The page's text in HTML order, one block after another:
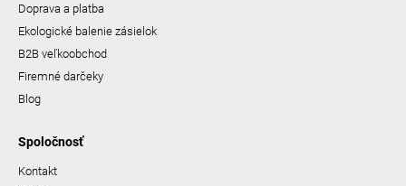
Doprava a platba
Ekologické balenie zásielok
B2B veľkoobchod
Firemné darčeky
Blog
Spoločnosť
Kontakt